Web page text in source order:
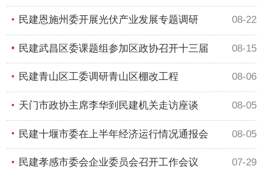
民建恩施州委开展光伏产业发展专题调研 08-22
民建武昌区委课题组参加区政协召开十三届
六
08-15
民建青山区工委调研青山区棚改工程 08-06
天门市政协主席李华到民建机关走访座谈 08-05
民建十堰市委在上半年经济运行情况通报会
上
08-05
民建孝感市委会企业委员会召开工作会议 07-29